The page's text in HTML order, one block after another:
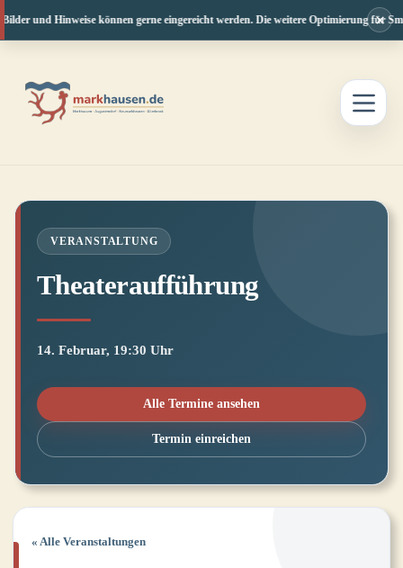
und Hinweise können gerne eingereicht werden. Die weitere Optimierung für×
springen
VERANSTALTUNG
Theateraufführung
14. Februar, 19:30 Uhr
Alle Termine ansehen
Termin einreichen
« Alle Veranstaltungen